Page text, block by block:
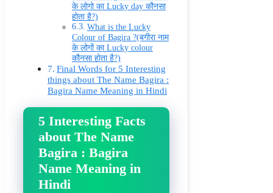
के लोगो का Lucky day कौनसा
होता है?)
What is the Lucky
Colour of Bagira ?(बगीरा नाम
के लोगों का Lucky colour
कौनसा होता है?)
Final Words for 5 Interesting
things about The Name Bagira :
Bagira Name Meaning in Hindi
5 Interesting Facts
about The Name
Bagira : Bagira
Name Meaning in
Hindi